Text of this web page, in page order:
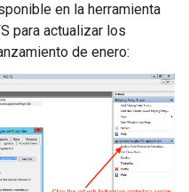
en la herramienta
para actualizar los
de enero: